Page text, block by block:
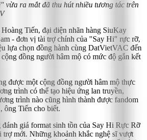
vừa ra mắt đã thu hút nhiều tương tác trên
Tiến, đại diện nhãn hàng SiuKay
- đơn vị tài trợ chính của "Say Hi" rực rỡ,
lựa chọn đồng hành cùng DatVietVAC đến
đồng người hâm mộ có mức độ gắn kết
được một cộng đồng người hâm mộ thực
trình có thể tạo hiệu ứng lan truyền,
trình nào cũng hình thành được fandom
ông Tiến cho biết.
giá format sinh tồn của Say Hi Rực Rỡ
trợ mới. Những khoảnh khắc nghệ sĩ vượt